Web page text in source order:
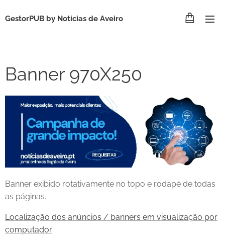
GestorPUB by Notícias de Aveiro
Banner 970X250
Banner exibido rotativamente no topo e rodapé de todas
as páginas.
Localização dos anúncios / banners em visualização por
computador